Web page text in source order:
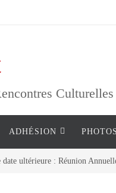
ADHÉSION PHOTOS
date ultérieure : Réunion